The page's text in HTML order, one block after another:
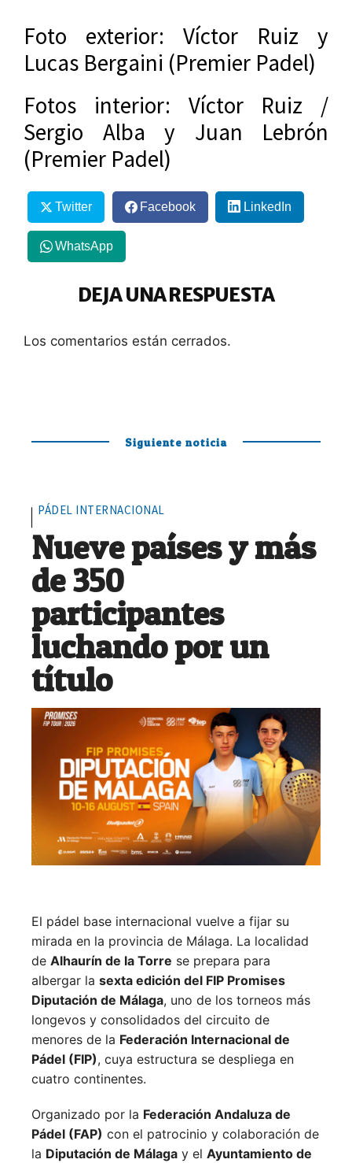
Foto exterior: Víctor Ruiz y
Lucas Bergaini (Premier Padel)
Fotos interior: Víctor Ruiz /
Sergio Alba y Juan Lebrón
(Premier Padel)
Twitter Facebook LinkedIn
WhatsApp
DEJA UNA RESPUESTA
Los comentarios están cerrados.
Siguiente noticia
PÁDEL INTERNACIONAL
Nueve países y más
de 350
participantes
luchando por un
título
El pádel base internacional vuelve a fijar su
mirada en la provincia de Málaga. La localidad
de Alhaurín de la Torre se prepara para
albergar la sexta edición del FIP Promises
Diputación de Málaga, uno de los torneos más
longevos y consolidados del circuito de
menores de la Federación Internacional de
Pádel (FIP), cuya estructura se despliega en
cuatro continentes.
Organizado por la Federación Andaluza de
Pádel (FAP) con el patrocinio y colaboración de
la Diputación de Málaga y el Ayuntamiento de